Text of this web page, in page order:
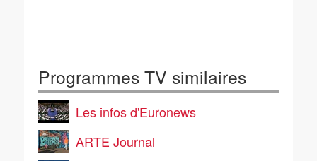
Programmes TV similaires
Les infos d'Euronews
ARTE Journal